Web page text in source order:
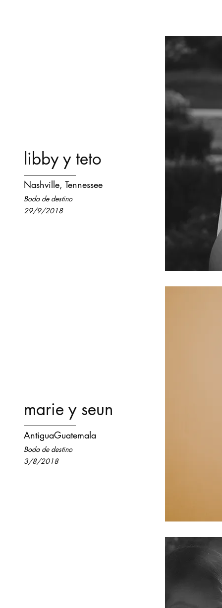
libby y teto
Nashville, Tennessee
Boda de destino
29/9/2018
marie y seun
AntiguaGuatemala
Boda de destino
3/8/2018